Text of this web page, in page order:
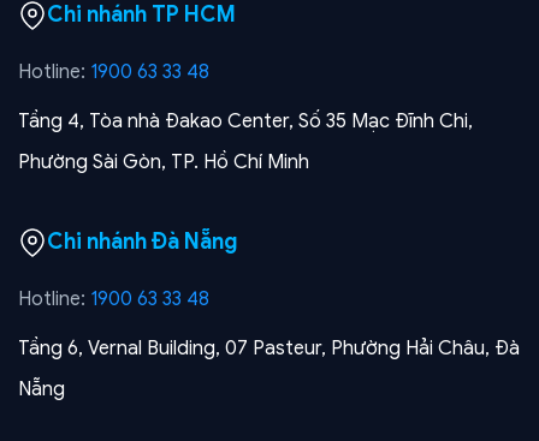
Chi nhánh TP HCM
Hotline: 1900 63 33 48
Tầng 4, Tòa nhà Đakao Center, Số 35 Mạc Đĩnh Chi,
Phường Sài Gòn, TP. Hồ Chí Minh
Chi nhánh Đà Nẵng
Hotline: 1900 63 33 48
Tầng 6, Vernal Building, 07 Pasteur, Phường Hải Châu, Đà
Nẵng